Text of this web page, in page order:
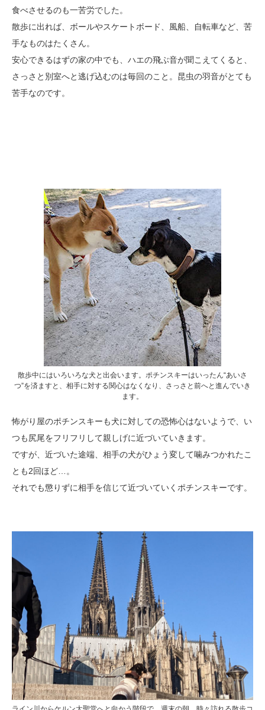
食べさせるのも一苦労でした。
散歩に出れば、ボールやスケートボード、風船、自転車など、苦
手なものはたくさん。
安心できるはずの家の中でも、ハエの飛ぶ音が聞こえてくると、
さっさと別室へと逃げ込むのは毎回のこと。昆虫の羽音がとても
苦手なのです。
散歩中にはいろいろな犬と出会います。ポチンスキーはいったん“あいさ
つ”を済ますと、相手に対する関心はなくなり、さっさと前へと進んでいき
ます。
怖がり屋のポチンスキーも犬に対しての恐怖心はないようで、い
つも尻尾をフリフリして親しげに近づいていきます。
ですが、近づいた途端、相手の犬がひょう変して噛みつかれたこ
とも2回ほど…。
それでも懲りずに相手を信じて近づいていくポチンスキーです。